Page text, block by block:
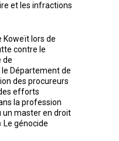
et les infractions
Koweït lors de
contre le
de
Département de
des procureurs
efforts
la profession
un master en droit
Le génocide